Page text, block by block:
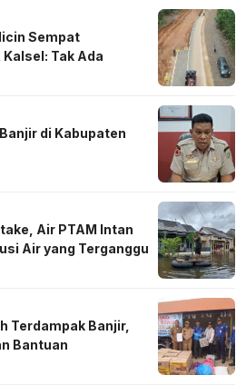
Sempat
Kalsel: Tak Ada
di Kabupaten
Air PTAM Intan
Air yang Terganggu
Terdampak Banjir,
Bantuan